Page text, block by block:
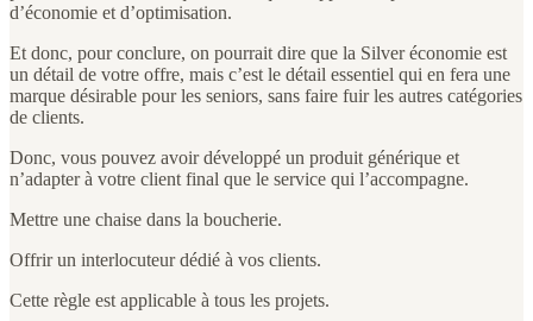
d’économie et d’optimisation.
Et donc, pour conclure, on pourrait dire que la Silver économie est
un détail de votre offre, mais c’est le détail essentiel qui en fera une
marque désirable pour les seniors, sans faire fuir les autres catégories
de clients.
Donc, vous pouvez avoir développé un produit générique et
n’adapter à votre client final que le service qui l’accompagne.
Mettre une chaise dans la boucherie.
Offrir un interlocuteur dédié à vos clients.
Cette règle est applicable à tous les projets.